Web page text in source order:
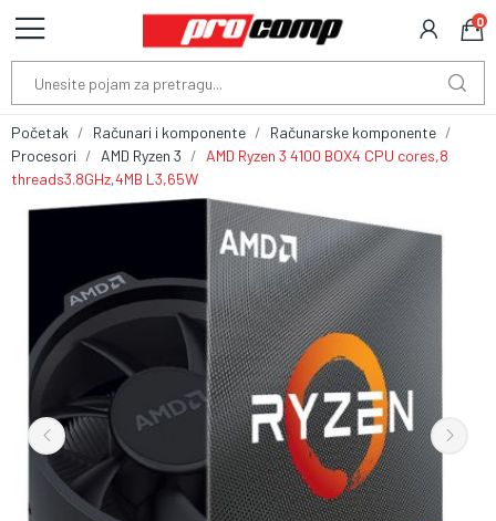
0
Početak Računari i komponente
Računarske komponente
Procesori
AMD Ryzen 3
AMD Ryzen 3 4100 BOX4 CPU cores,8
threads3.8GHz,4MB L3,65W